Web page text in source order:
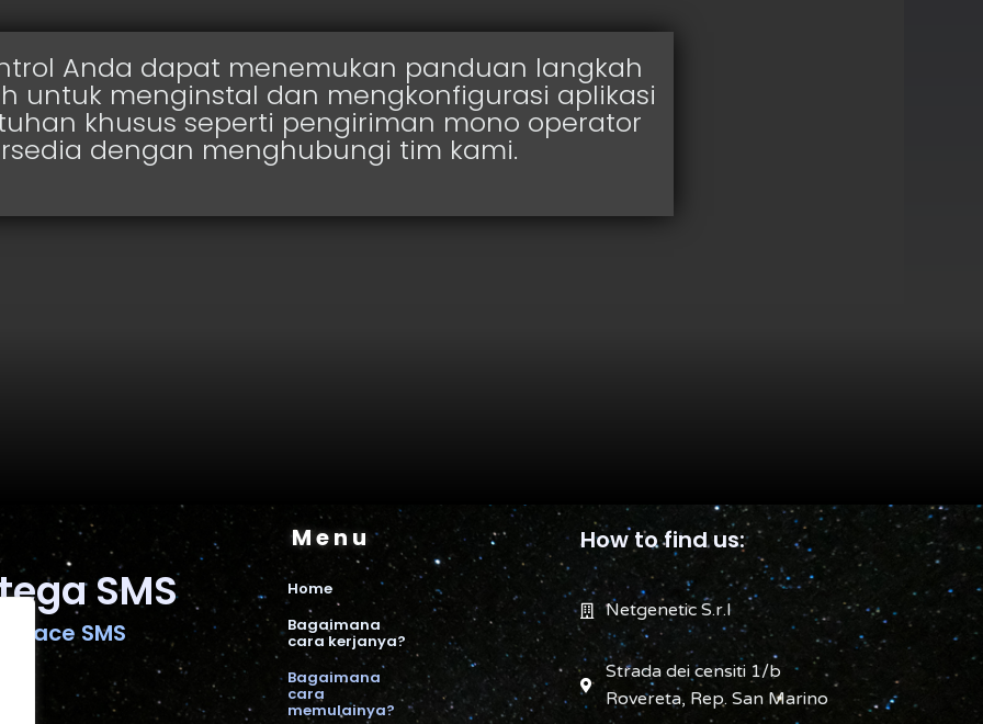
Anda dapat menemukan panduan langkah
untuk menginstal dan mengkonfigurasi aplikasi
khusus seperti pengiriman mono operator
dengan menghubungi tim kami.
SMS
SMS
Menu
Home
Bagaimana
cara kerjanya?
Bagaimana
cara
memulainya?
How to find us:
Netgenetic S.r.l
Strada dei censiti 1/b
Rovereta, Rep. San Marino